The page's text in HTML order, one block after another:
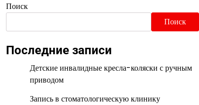
Поиск
Поиск
Последние записи
Детские инвалидные кресла-коляски с ручным
приводом
Запись в стоматологическую клинику